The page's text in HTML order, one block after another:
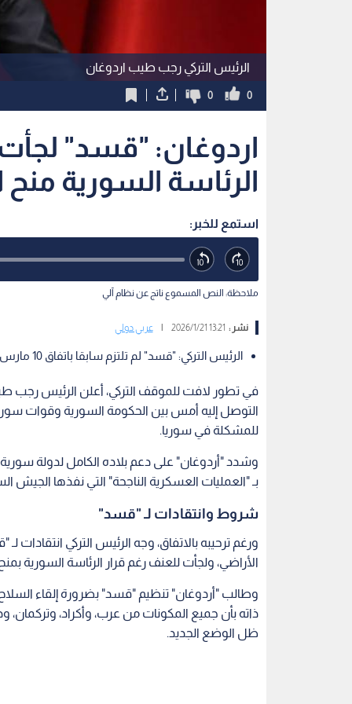
الرئيس التركي رجب طيب اردوغان
0
0
اردوغان: "قسد" لجأت
الرئاسة السورية منح
استمع للخبر:
ملاحظة: النص المسموع ناتج عن نظام آلي
نشر : 13:21 2026/1/21 عربي دولي
الرئيس التركي: "قسد" لم تلتزم سابقا باتفاق 10 مارس ولا بتسليم الأراضي.
في تطور لافت للموقف التركي، أعلن الرئيس رجب طيب
التوصل إليه أمس بين الحكومة السورية وقوات سوريا
للمشكلة في سوريا.
وشدد "أردوغان" على دعم بلاده الكامل لدولة
بـ "العمليات العسكرية الناجحة" التي نفذها
شروط وانتقادات لـ "قسد"
الأراضي، ولجأت للعنف رغم قرار الرئاسة السورية
وطالب "أردوغان" تنظيم "قسد" بضرورة إلقاء
ذاته بأن جميع المكونات من عرب، وأكراد،
ظل الوضع الجديد.